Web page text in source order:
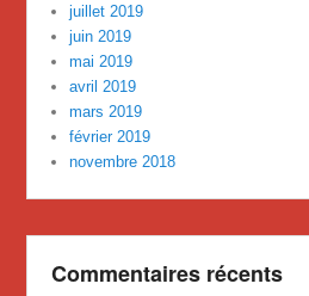
juillet 2019
juin 2019
mai 2019
avril 2019
mars 2019
février 2019
novembre 2018
Commentaires récents